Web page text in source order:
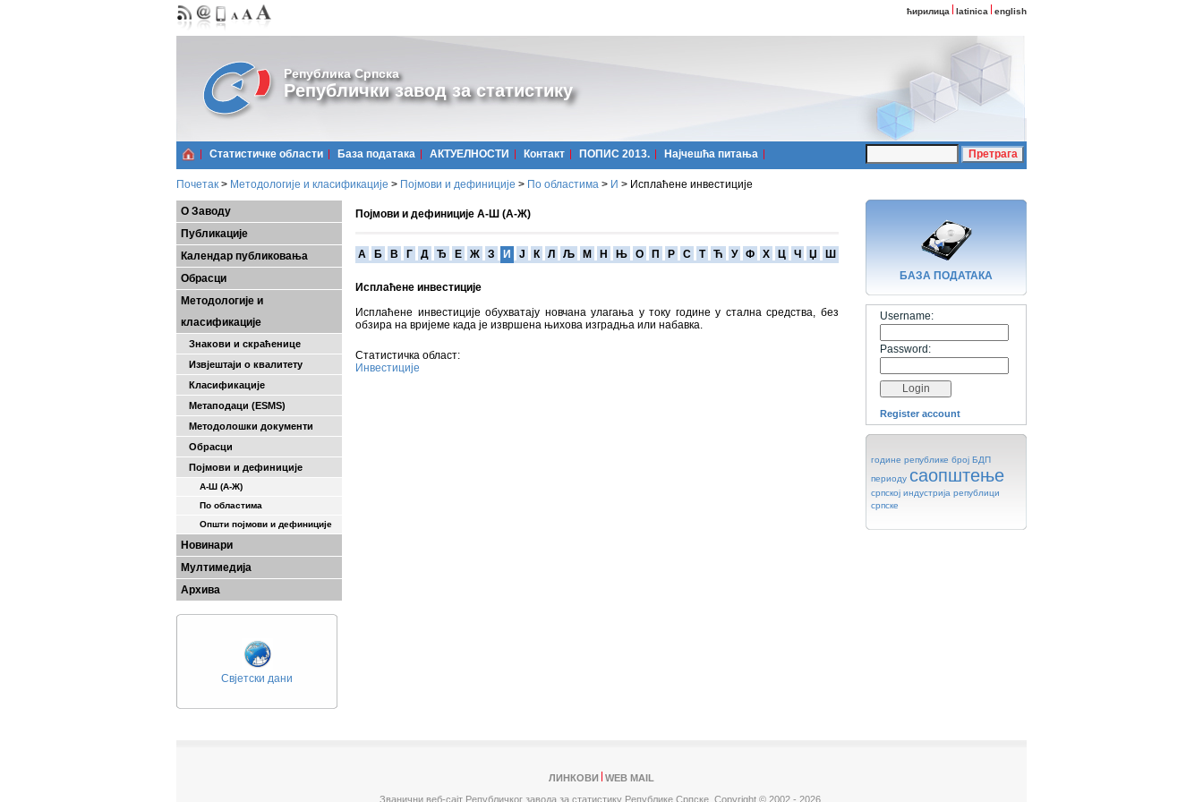
ћирилица latinica english
Република Српска
Републички завод за статистику
Статистичке области Базa података АКТУЕЛНОСТИ Контакт ПОПИС 2013. Најчешћa питања
Почетак > Методологије и класификације > Појмови и дефиниције > По областима > И > Исплаћене инвестиције
О Заводу
Публикације
Календар публиковања
Обрасци
Методологије и
класификације
Знакови и скраћенице
Извјештаји о квалитету
Класификације
Метаподаци (ESMS)
Методолошки документи
Обрасци
Појмови и дефиниције
А-Ш (A-Ж)
По областима
Општи појмови и дефиниције
Новинари
Мултимедија
Архива
Свјетски дани
Појмови и дефиниције А-Ш (А-Ж)
A Б В Г Д Ђ Е Ж З И Ј К Л Љ М Н Њ О П Р С Т Ћ У Ф Х Ц Ч Џ Ш
Исплаћене инвестиције
Исплаћене инвестиције обухватају новчана улагања у току године у стална средства, без
обзира на вријеме када је извршена њихова изградња или набавка.
Статистичка област:
Инвестиције
БАЗA ПОДАТАКА
Username:
Password:
Register account
године републике број БДП
периоду саопштење
српској индустрија републици
српске
ЛИНКОВИ
WEB MAIL
Званични веб-сајт Републичког завода за статистику Републике Српске, Copyright © 2002 - 2026.